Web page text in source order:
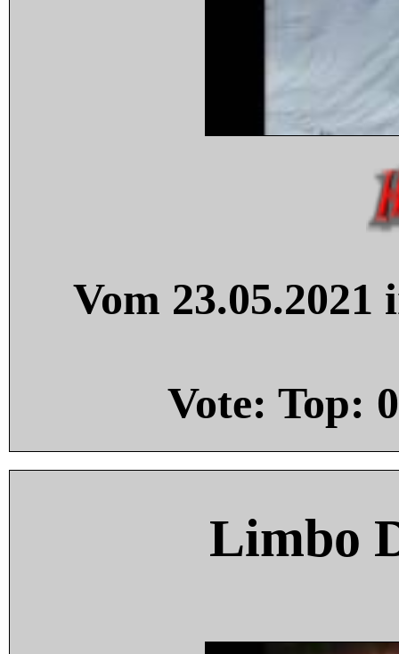
Vom
Vote: Top: 0
Limbo